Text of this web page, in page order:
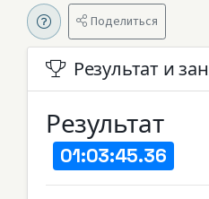
Поделиться
Результат и
Результат
01:03:45.36